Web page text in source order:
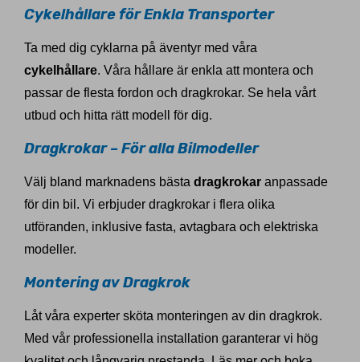
Cykelhållare för Enkla Transporter
Ta med dig cyklarna på äventyr med våra
cykelhållare. Våra hållare är enkla att montera och
passar de flesta fordon och dragkrokar. Se hela vårt
utbud och hitta rätt modell för dig.
Dragkrokar – För alla Bilmodeller
Välj bland marknadens bästa dragkrokar anpassade
för din bil. Vi erbjuder dragkrokar i flera olika
utföranden, inklusive fasta, avtagbara och elektriska
modeller.
Montering av Dragkrok
Låt våra experter sköta monteringen av din dragkrok.
Med vår professionella installation garanterar vi hög